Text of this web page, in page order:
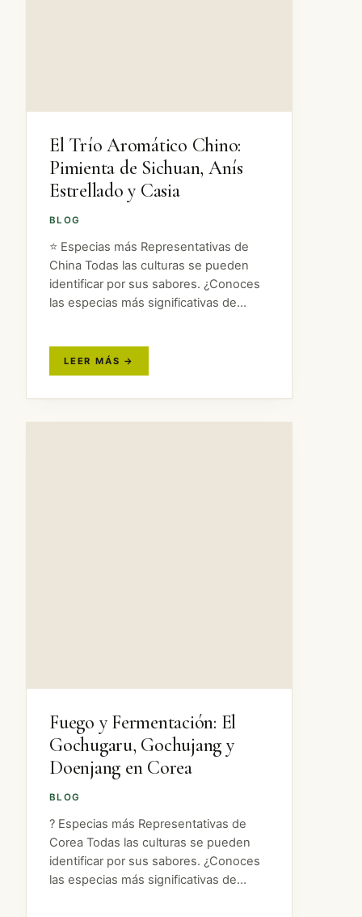
BLOG
El Trío Aromático Chino:
Pimienta de Sichuan, Anís
Estrellado y Casia
⭐ Especias más Representativas de
China Todas las culturas se pueden
identificar por sus sabores. ¿Conoces
las especias más significativas de
especias chinas más importantes que
caracterizan el…
BLOG
Fuego y Fermentación: El
Gochugaru, Gochujang y
Doenjang en Corea
?️ Especias más Representativas de
Corea Todas las culturas se pueden
identificar por sus sabores. ¿Conoces
las especias más significativas de